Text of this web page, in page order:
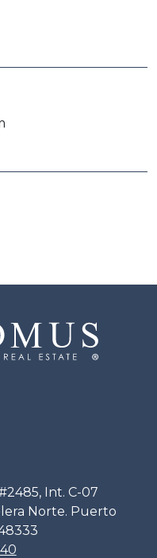
Int. C-07
Norte. Puerto